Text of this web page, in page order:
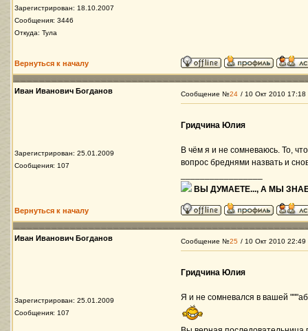
Зарегистрирован: 18.10.2007
Сообщения: 3446
Откуда: Тула
Вернуться к началу
Иван Иванович Богданов
Зарегистрирован: 25.01.2009
Сообщения: 107
Сообщение №24 / 10 Окт 2010 17:18
Гридчина Юлия
В чём я и не сомневаюсь. То,
вопрос бреднями назвать и
ВЫ ДУМАЕТЕ..., А МЫ
Вернуться к началу
Иван Иванович Богданов
Зарегистрирован: 25.01.2009
Сообщения: 107
Сообщение №25 / 10 Окт 2010 22:49
Гридчина Юлия
Я и не сомневался в вашей